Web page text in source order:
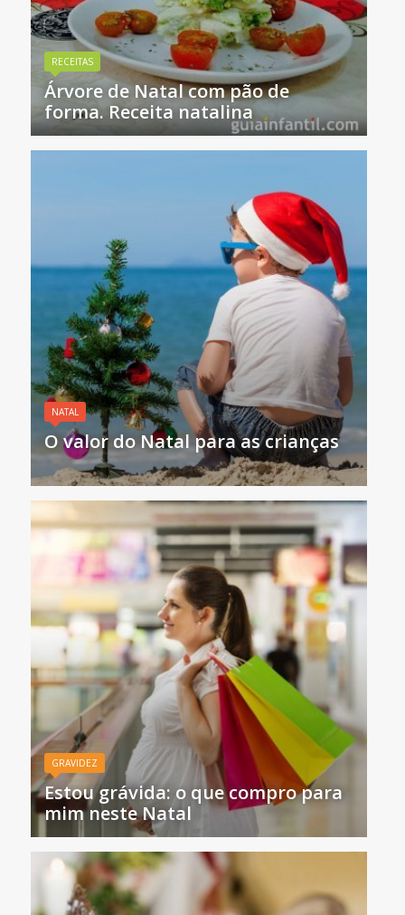
RECEITAS
Árvore de Natal com pão de
forma. Receita natalina
NATAL
O valor do Natal para as crianças
GRAVIDEZ
Estou grávida: o que compro para
mim neste Natal